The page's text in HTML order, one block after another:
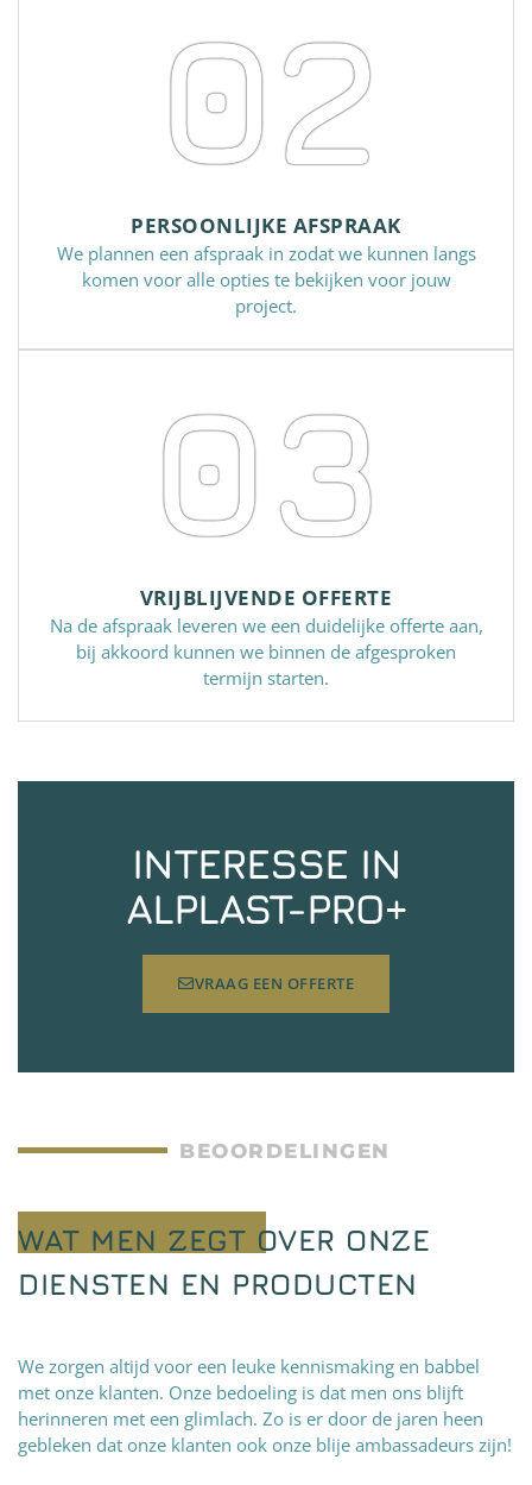
02
PERSOONLIJKE AFSPRAAK
We plannen een afspraak in zodat we kunnen langs
komen voor alle opties te bekijken voor jouw
project.
03
VRIJBLIJVENDE OFFERTE
Na de afspraak leveren we een duidelijke offerte aan,
bij akkoord kunnen we binnen de afgesproken
termijn starten.
INTERESSE IN
ALPLAST-PRO+
VRAAG EEN OFFERTE
BEOORDELINGEN
WAT MEN ZEGT OVER ONZE
DIENSTEN EN PRODUCTEN
We zorgen altijd voor een leuke kennismaking en babbel
met onze klanten. Onze bedoeling is dat men ons blijft
herinneren met een glimlach. Zo is er door de jaren heen
gebleken dat onze klanten ook onze blije ambassadeurs zijn!